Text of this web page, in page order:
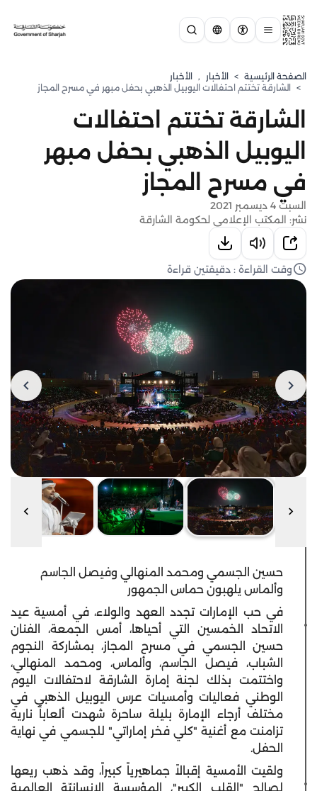
الصفحة الرئيسية > الأخبار , الأخبار
>
الشارقة تختتم احتفالات اليوبيل الذهبي بحفل مبهر في مسرح المجاز
الشارقة تختتم احتفالات
اليوبيل الذهبي بحفل مبهر
في مسرح المجاز
السبت 4 ديسمبر 2021
نشر: المكتب الإعلامي لحكومة الشارقة
وقت القراءة : دقيقتين قراءة
حسين الجسمي ومحمد المنهالي وفيصل الجاسم
وألماس يلهبون حماس الجمهور
في حب الإمارات تجدد العهد والولاء، في أمسية عيد
الاتحاد الخمسين التي أحياها، أمس الجمعة، الفنان
حسين الجسمي في مسرح المجاز، بمشاركة النجوم
الشباب، فيصل الجاسم، وألماس، ومحمد المنهالي،
واختتمت بذلك لجنة إمارة الشارقة لاحتفالات اليوم
الوطني فعاليات وأمسيات عرس اليوبيل الذهبي في
مختلف أرجاء الإمارة بليلة ساحرة شهدت ألعاباً نارية
تزامنت مع أغنية "كلي فخر إماراتي" للجسمي في نهاية
الحفل.
ولقيت الأمسية إقبالاً جماهيرياً كبيراً، وقد ذهب ريعها
لصالح "القلب الكبير"، المؤسسة الإنسانيّة العالمية